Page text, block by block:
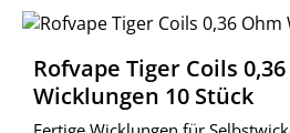
Rofvape Tiger Coils
Wicklungen 10 Stück